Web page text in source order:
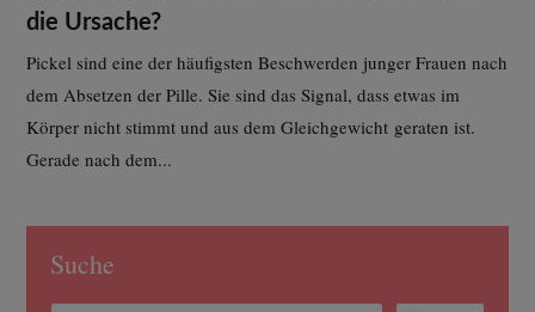
die Ursache?
Pickel sind eine der häufigsten Beschwerden junger Frauen nach
dem Absetzen der Pille. Sie sind das Signal, dass etwas im
Körper nicht stimmt und aus dem Gleichgewicht geraten ist.
Gerade nach dem...
Suche